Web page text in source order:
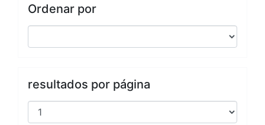
Ordenar por
resultados por página